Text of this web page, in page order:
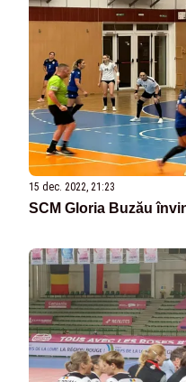
15 dec. 2022, 21:23
SCM Gloria Buzău